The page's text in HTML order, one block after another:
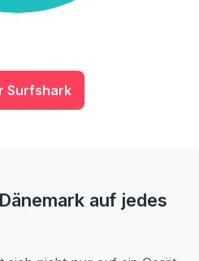
Surfshark
auf jedes